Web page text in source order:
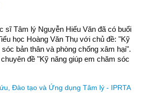
sĩ Tâm lý Nguyễn Hiếu Văn đã có buổi
học Hoàng Văn Thụ với chủ đề: "Kỹ
bản thân và phòng chống xâm hại".
đề "Kỹ năng giúp em chăm sóc
Đào tạo và Ứng dụng Tâm lý - IPRTA